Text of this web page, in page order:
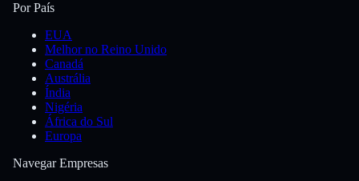
Por País
EUA
Melhor no Reino Unido
Canadá
Austrália
Índia
Nigéria
África do Sul
Europa
Navegar Empresas